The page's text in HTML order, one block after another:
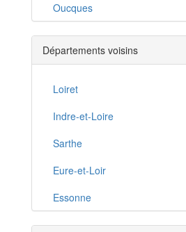
Oucques
Morée
Montoire-sur-le-Loir
Selles-sur-Cher
Vineuil
Villefranche-sur-Cher
Mer
Pruniers-en-Sologne
Lamotte-Beuvron
Départements voisins
Loiret
Indre-et-Loire
Sarthe
Eure-et-Loir
Essonne